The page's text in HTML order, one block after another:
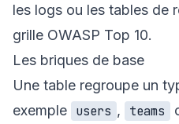
les logs ou les tables de
grille OWASP Top 10.
Les briques de base
Une table regroupe un
exemple users , teams